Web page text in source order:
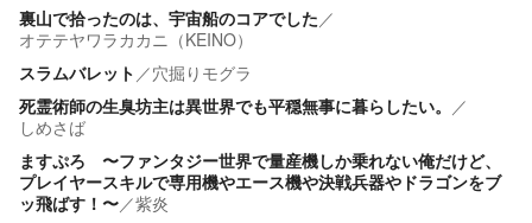
裏山で拾ったのは、宇宙船のコアでした／
オテテヤワラカカニ（KEINO）
スラムバレット ／穴掘りモグラ
死霊術師の生臭坊主は異世界でも平穏無事に暮らしたい。 ／
しめさば
ますぷろ 〜ファンタジー世界で量産機しか乗れない俺だけど、
プレイヤースキルで専用機やエース機や決戦兵器やドラゴンをブ
ッ飛ばす！〜／紫炎